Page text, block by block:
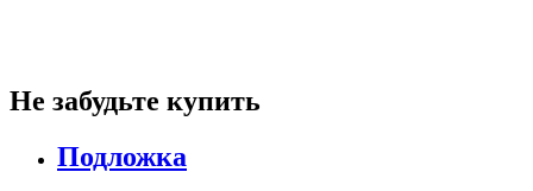
Не забудьте купить
Подложка